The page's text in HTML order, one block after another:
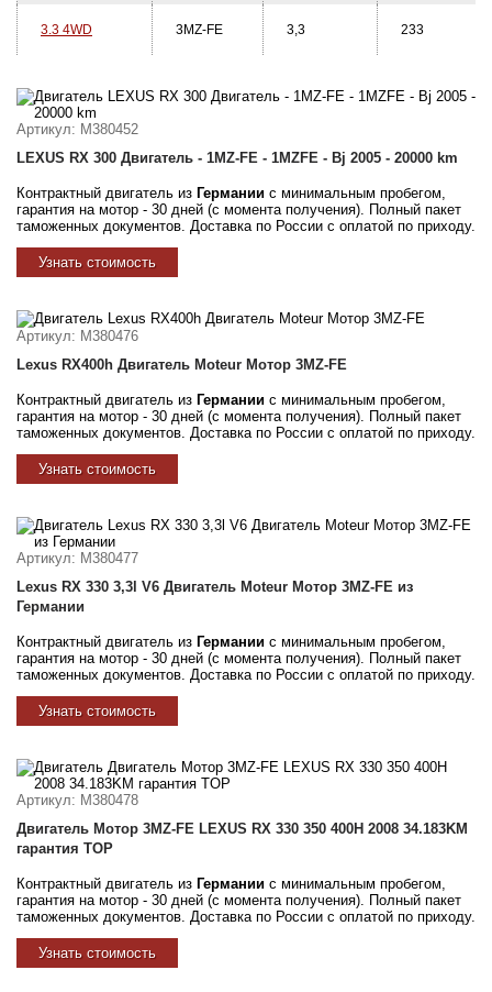
3.3 4WD 3MZ-FE 3,3 233
Артикул: M380452
LEXUS RX 300 Двигатель - 1MZ-FE - 1MZFE - Bj 2005 - 20000 km
Контрактный двигатель из Германии с минимальным пробегом,
гарантия на мотор - 30 дней (с момента получения). Полный пакет
таможенных документов. Доставка по России с оплатой по приходу.
Узнать стоимость
Артикул: M380476
Lexus RX400h Двигатель Moteur Мотор 3MZ-FE
Контрактный двигатель из Германии с минимальным пробегом,
гарантия на мотор - 30 дней (с момента получения). Полный пакет
таможенных документов. Доставка по России с оплатой по приходу.
Узнать стоимость
Артикул: M380477
Lexus RX 330 3,3l V6 Двигатель Moteur Мотор 3MZ-FE из
Германии
Контрактный двигатель из Германии с минимальным пробегом,
гарантия на мотор - 30 дней (с момента получения). Полный пакет
таможенных документов. Доставка по России с оплатой по приходу.
Узнать стоимость
Артикул: M380478
Двигатель Мотор 3MZ-FE LEXUS RX 330 350 400H 2008 34.183KM
гарантия TOP
Контрактный двигатель из Германии с минимальным пробегом,
гарантия на мотор - 30 дней (с момента получения). Полный пакет
таможенных документов. Доставка по России с оплатой по приходу.
Узнать стоимость